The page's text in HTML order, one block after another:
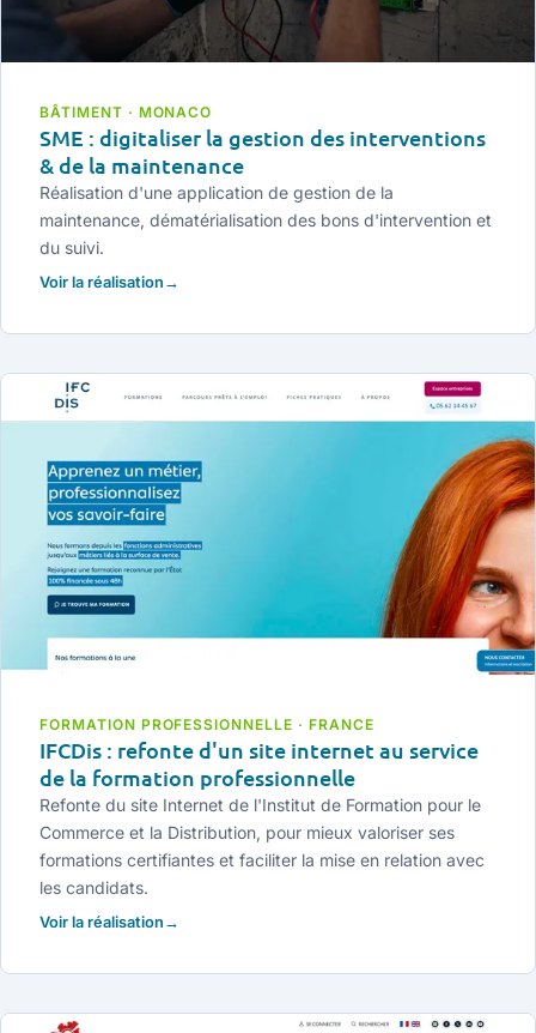
BÂTIMENT · MONACO
SME : digitaliser la gestion des interventions
& de la maintenance
Réalisation d'une application de gestion de la
maintenance, dématérialisation des bons d'intervention et
du suivi.
Voir la réalisation
FORMATION PROFESSIONNELLE · FRANCE
IFCDis : refonte d'un site internet au service
de la formation professionnelle
Refonte du site Internet de l'Institut de Formation pour le
Commerce et la Distribution, pour mieux valoriser ses
formations certifiantes et faciliter la mise en relation avec
les candidats.
Voir la réalisation